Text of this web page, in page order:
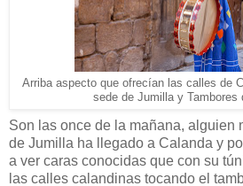
Arriba aspecto que ofrecían las calles de
sede de Jumilla y Tambores
Son las once de la mañana, alguien
de Jumilla ha llegado a Calanda y
a ver caras conocidas que con su
las calles calandinas tocando el